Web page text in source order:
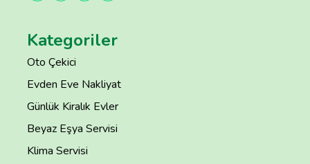
Kategoriler
Oto Çekici
Evden Eve Nakliyat
Günlük Kiralık Evler
Beyaz Eşya Servisi
Klima Servisi